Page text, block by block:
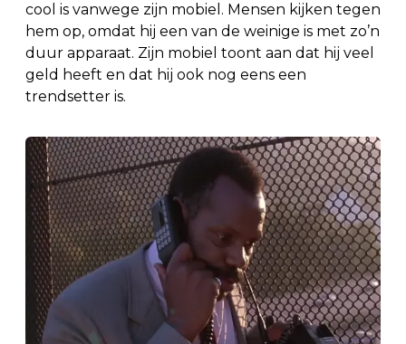
cool is vanwege zijn mobiel. Mensen kijken tegen
hem op, omdat hij een van de weinige is met zo’n
duur apparaat. Zijn mobiel toont aan dat hij veel
geld heeft en dat hij ook nog eens een
trendsetter is.